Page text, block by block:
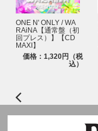
ONE N' ONLY / WA
RAiNA【通常盤（初
回プレス）】【CD
MAXI】
価格：1,320円（税
込）